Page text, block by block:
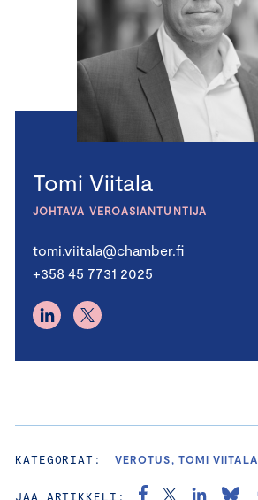
Tomi Viitala
JOHTAVA VEROASIANTUNTIJA
tomi.viitala@chamber.fi
+358 45 7731 2025
KATEGORIAT: VEROTUS, TOMI VIITALA
JAA ARTIKKELI: